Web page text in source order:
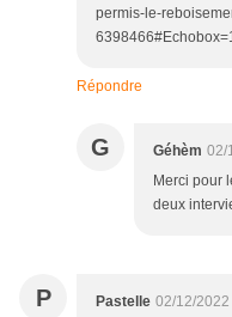
permis-le-
Répondre
G Géhèm 02/
Merci pour
deux
P Pastelle 02/12/2022